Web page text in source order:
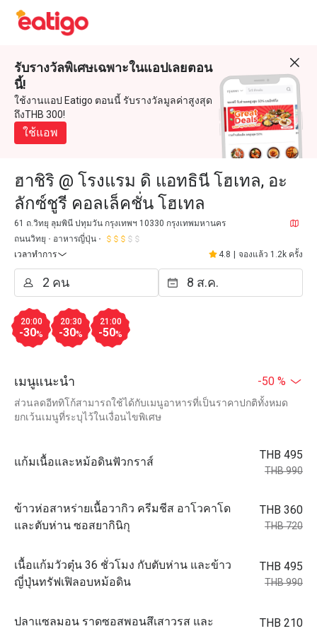
รับรางวัลพิเศษเฉพาะในแอปเลยตอน
นี้!
ใช้งานแอป Eatigo ตอนนี้ รับรางวัลมูลค่าสูงสุด
ถึงTHB 300!
ใช้แอพ
ฮาชิริ @ โรงแรม ดิ แอทธินี โฮเทล, อะ
ลักซ์ชูรี คอลเล็คชั่น โฮเทล
61 ถ.วิทยุ ลุมพินี ปทุมวัน กรุงเทพฯ 10330 กรุงเทพมหานคร
ถนนวิทยุ
อาหารญี่ปุ่น
เวลาทำการ
4.8 จองแล้ว 1.2k ครั้ง
20:00
-30%
20:30
-30%
21:00
-50%
เมนูแนะนำ -50 %
ส่วนลดอีททิโก้สามารถใช้ได้กับเมนูอาหารที่เป็นราคาปกติทั้งหมด
ยกเว้นเมนูที่ระบุไว้ในเงื่อนไขพิเศษ
แก้มเนื้อและหม้อดินฟัวกราส์
THB 495
THB 990
ข้าวห่อสาหร่ายเนื้อวากิว ครีมชีส อาโวคาโด
และตับห่าน ซอสยากินิกุ
THB 360
THB 720
เนื้อแก้มวัวตุ๋น 36 ชั่วโมง กับตับห่าน และข้าว
ญี่ปุ่นทรัฟเฟิลอบหม้อดิน
THB 495
THB 990
ปลาแซลมอน ราดซอสพอนสึเสาวรส และ
THB 210